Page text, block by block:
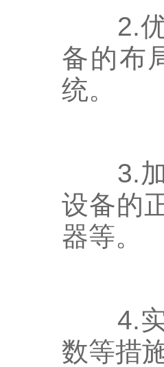
2.优
备的布
统。
3.加
设备的
器等。
4.实
数等措